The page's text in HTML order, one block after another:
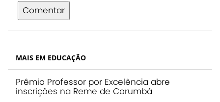
Comentar
MAIS EM EDUCAÇÃO
Prêmio Professor por Excelência abre
inscrições na Reme de Corumbá